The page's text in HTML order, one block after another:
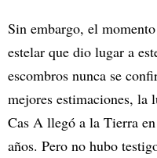
Sin embargo, el
estelar que dio lugar a
escombros nunca se
mejores estimaciones, la
Cas A llegó a la Tierra
años. Pero no hubo